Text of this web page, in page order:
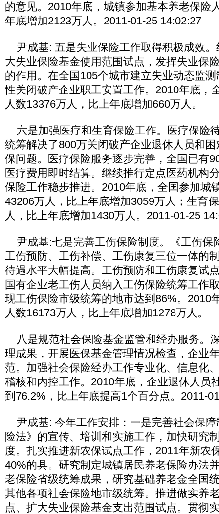
的意见。2010年底，城镇参加基本养老保险
年底增加2123万人。2011-01-25 14:02:27
尹成基: 五是失业保险工作取得积极成效。
大失业保险基金使用范围试点，发挥失业保
的作用。在全国105个城市建立失业动态监
性关闭破产企业职工安置工作。2010年底，
人数13376万人，比上年底增加660万人。
六是加强医疗和生育保险工作。医疗保险
统筹解决了800万关闭破产企业退休人员和
保问题。医疗保险服务逐步完善，全国已有
医疗费用即时结算。继续推行定点医药机构
保险工作稳步推进。2010年底，全国参加城
43206万人，比上年底增加3059万人；生育
人，比上年底增加1430万人。2011-01-25
尹成基:七是完善工伤保险制度。《工伤保
工伤预防、工伤补偿、工伤康复三位一体的
待遇水平大幅提高。工伤预防和工伤康复试
国有企业老工伤人员纳入工伤保险统筹工作
现工伤保险市级统筹的地市达到86%。2010
人数16173万人，比上年底增加1278万人。
八是规范社会保险基金监管和经办服务。
理成果，开展医保基金管理情况检查，企业
范。加强社会保险经办工作专业化、信息化
稽核和内控工作。2010年底，企业退休人员
到76.2%，比上年底提高1个百分点。2011-
尹成基: 今年工作安排：一是完善社会保障
险法》的宣传、培训和实施工作，加快研究
度。扎实推进新农保试点工作，2011年新农
40%的县。研究制定城镇居民养老保险办法
老保险省级统筹成果，研究基础养老金全国
其他各项社会保险地市级统筹。推进做实养
点、扩大失业保险基金支出范围试点。贯彻